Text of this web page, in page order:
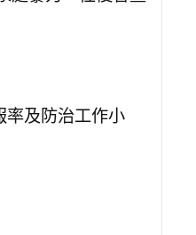
率及防治工作小